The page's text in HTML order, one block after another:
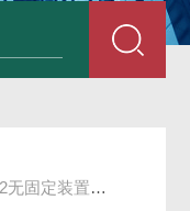
面计
装置式铠装热电偶